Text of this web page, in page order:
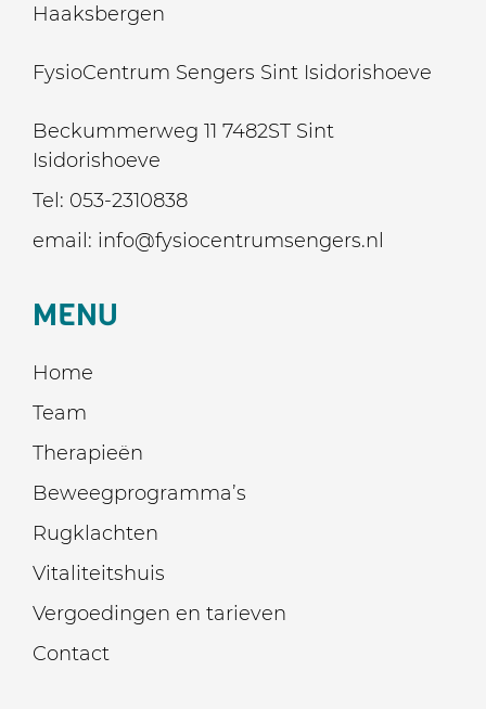
Haaksbergen
FysioCentrum Sengers Sint Isidorishoeve
Beckummerweg 11 7482ST Sint
Isidorishoeve
Tel: 053-2310838
email: info@fysiocentrumsengers.nl
MENU
Home
Team
Therapieën
Beweegprogramma’s
Rugklachten
Vitaliteitshuis
Vergoedingen en tarieven
Contact